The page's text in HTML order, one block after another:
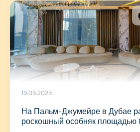
19.05.2025
На Пальм-Джумейре в Дубае
роскошный особняк площадью